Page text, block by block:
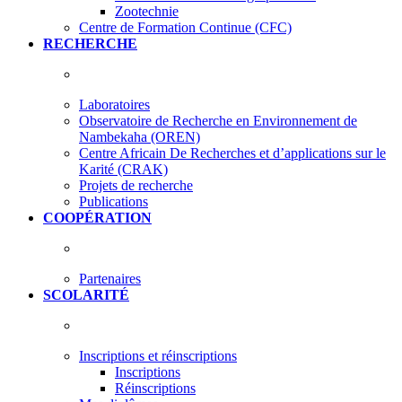
Zootechnie
Centre de Formation Continue (CFC)
RECHERCHE
Laboratoires
Observatoire de Recherche en Environnement de
Nambekaha (OREN)
Centre Africain De Recherches et d’applications sur le
Karité (CRAK)
Projets de recherche
Publications
COOPÉRATION
Partenaires
SCOLARITÉ
Inscriptions et réinscriptions
Inscriptions
Réinscriptions